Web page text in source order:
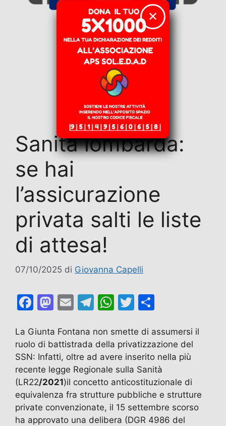
Sanità lombarda:
se hai
l’assicurazione
privata salti le liste
di attesa!
07/10/2025 di Giovanna Capelli
F
c
e
b
o
o
k
M
st
o
d
o
n
E
ai
l
T
e
gr
a
m
W
at
s
A
p
p
T
itt
er
n
di
vi
di
La Giunta Fontana non smette di assumersi il
ruolo di battistrada della privatizzazione del
SSN: Infatti, oltre ad avere inserito nella più
recente legge Regionale sulla Sanità
(LR22/2021)il concetto anticostituzionale di
equivalenza fra strutture pubbliche e strutture
private convenzionate, il 15 settembre scorso
ha approvato una delibera (DGR 4986 del
✕